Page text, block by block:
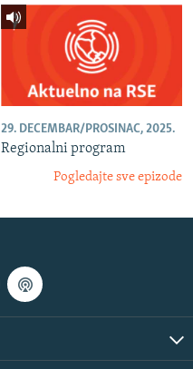
29. DECEMBAR/PROSINAC, 2025.
Regionalni program
Pogledajte sve epizode